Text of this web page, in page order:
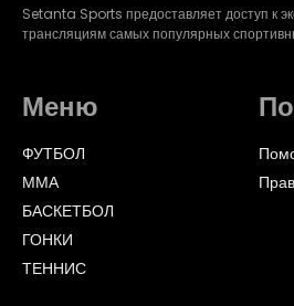
Setanta Sports предоставляет доступ к
трансляциям самых популярных
Меню
ФУТБОЛ
ММА
БАСКЕТБОЛ
ГОНКИ
ТЕННИС